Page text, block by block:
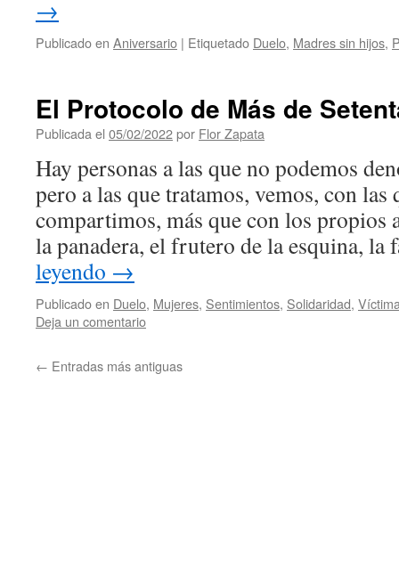
→
Publicado en Aniversario | Etiquetado Duelo, Madres sin hijos,
El Protocolo de Más de
Publicada el 05/02/2022por Flor Zapata
Hay personas a las que no podemos
pero a las que tratamos, vemos, con las
compartimos, más que con los propios
la panadera, el frutero de la esquina,
leyendo →
Publicado en Duelo, Mujeres, Sentimientos, Solidaridad,
Deja un comentario
← Entradas más antiguas